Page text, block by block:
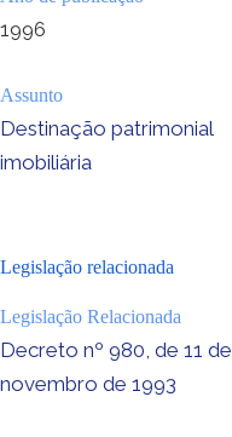
1996
Assunto
Destinação patrimonial
imobiliária
Legislação relacionada
Legislação Relacionada
Decreto nº 980, de 11 de
novembro de 1993